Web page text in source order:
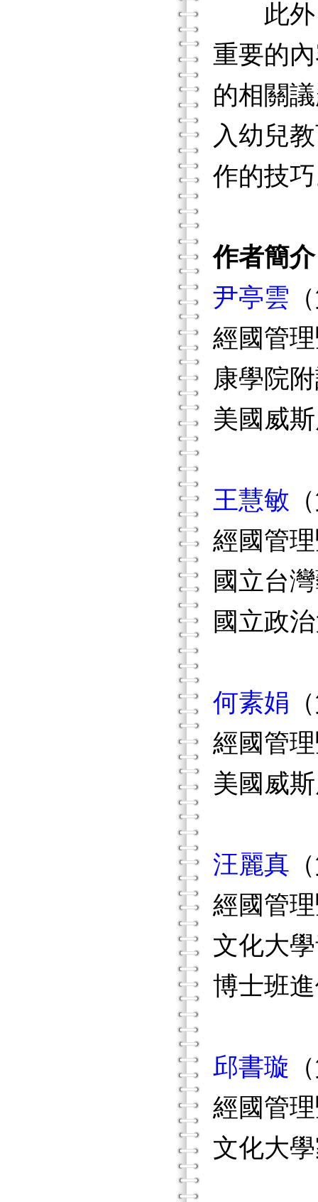
此外，
重要的
的相關
入幼兒
作的技
作者簡介
尹亭雲
經國管
康學院
美國威
王慧敏
經國管
國立台
國立政
何素娟
經國管
美國威
汪麗真
經國管
文化大
博士班
邱書璇
經國管
文化大